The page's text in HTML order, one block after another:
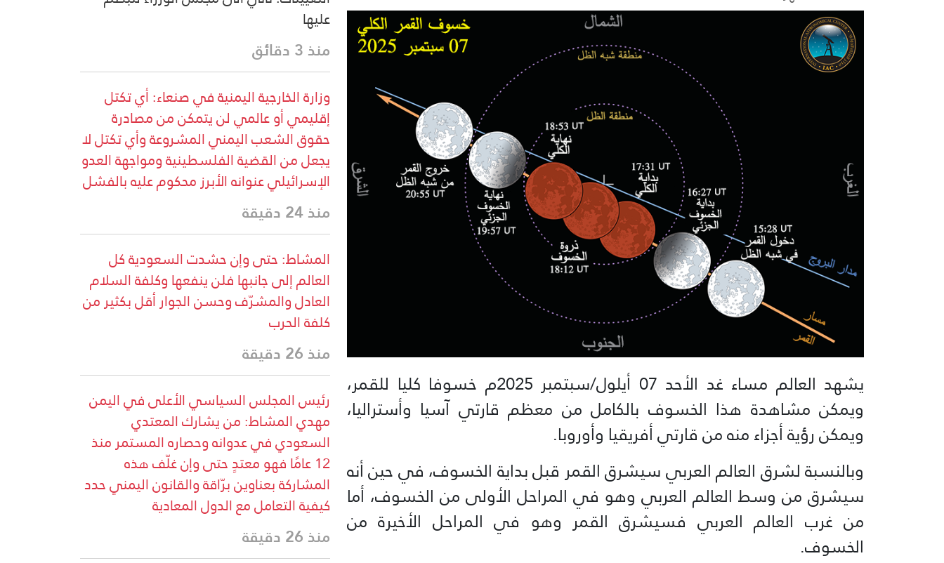
يشهد العالم مساء غد الأحد 07 أيلول/سبتمبر 2025م خسوفا كليا للقمر،
ويمكن مشاهدة هذا الخسوف بالكامل من معظم قارتي آسيا وأستراليا،
ويمكن رؤية أجزاء منه من قارتي أفريقيا وأوروبا.
وبالنسبة لشرق العالم العربي سيشرق القمر قبل بداية الخسوف، في حين أنه
سيشرق من وسط العالم العربي وهو في المراحل الأولى من الخسوف، أما
من غرب العالم العربي فسيشرق القمر وهو في المراحل الأخيرة من
الخسوف.
عليها
منذ 3 دقائق
وزارة الخارجية اليمنية في صنعاء: أي تكتل
إقليمي أو عالمي لن يتمكن من مصادرة
حقوق الشعب اليمني المشروعة وأي تكتل لا
يجعل من القضية الفلسطينية ومواجهة العدو
الإسرائيلي عنوانه الأبرز محكوم عليه بالفشل
منذ 24 دقيقة
المشاط: حتى وإن حشدت السعودية كل
العالم إلى جانبها فلن ينفعها وكلفة السلام
العادل والمشرّف وحسن الجوار أقل بكثير من
كلفة الحرب
منذ 26 دقيقة
رئيس المجلس السياسي الأعلى في اليمن
مهدي المشاط: من يشارك المعتدي
السعودي في عدوانه وحصاره المستمر منذ
12 عامًا فهو معتدٍ حتى وإن غلّف هذه
المشاركة بعناوين برّاقة والقانون اليمني حدد
كيفية التعامل مع الدول المعادية
منذ 26 دقيقة